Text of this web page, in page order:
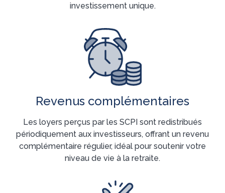
investissement unique.
Revenus complémentaires
Les loyers perçus par les SCPI sont redistribués
périodiquement aux investisseurs, offrant un revenu
complémentaire régulier, idéal pour soutenir votre
niveau de vie à la retraite.